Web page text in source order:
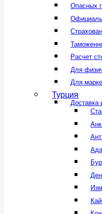
Опасных
Расчет
Для
Для
Турция
Доставка